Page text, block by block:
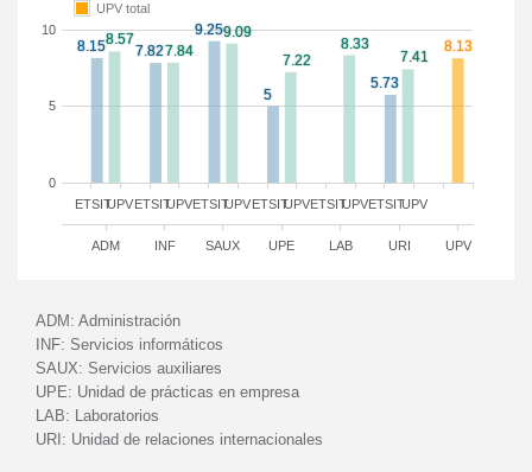
ETSIT ETSIT ETSIT ETSIT ETSIT ETSIT
UPV UPV UPV UPV UPV UPV
ADM INF SAUX UPE LAB URI UPV
0
5
10
UPV total
ADM: Administración
INF: Servicios informáticos
SAUX: Servicios auxiliares
UPE: Unidad de prácticas en empresa
LAB: Laboratorios
URI: Unidad de relaciones internacionales